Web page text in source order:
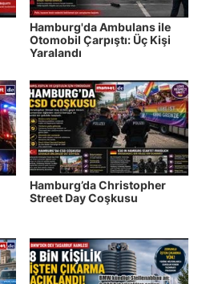
Hamburg'da Ambulans ile
Otomobil Çarpıştı: Üç Kişi
Yaralandı
Hamburg’da Christopher
Street Day Coşkusu